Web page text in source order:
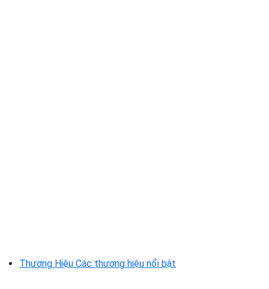
Thương Hiệu Các thương hiệu nổi bật